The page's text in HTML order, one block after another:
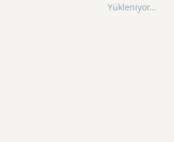
Yükleniyor...